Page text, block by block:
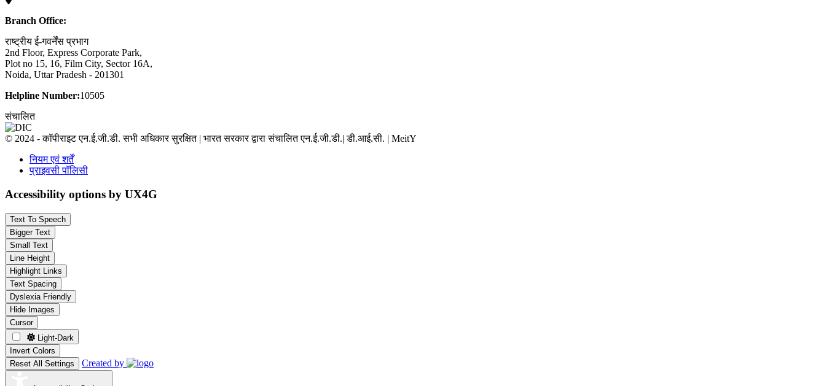
Branch Office:
राष्ट्रीय ई-गवर्नेंस प्रभाग
2nd Floor, Express Corporate Park,
Plot no 15, 16, Film City, Sector 16A,
Noida, Uttar Pradesh - 201301
Helpline Number:10505
संचालित
© 2024 - कॉपीराइट एन.ई.जी.डी. सभी अधिकार सुरक्षित | भारत सरकार द्वारा संचालित एन.ई.जी.डी.| डी.आई.सी. | MeitY
नियम एवं शर्तें
प्राइवसी पॉलिसी
Accessibility options by UX4G
Text To Speech
Bigger Text
Small Text
Line Height
Highlight Links
Text Spacing
Dyslexia Friendly
Hide Images
Cursor
Light-Dark
Invert Colors
Reset All Settings
Created by